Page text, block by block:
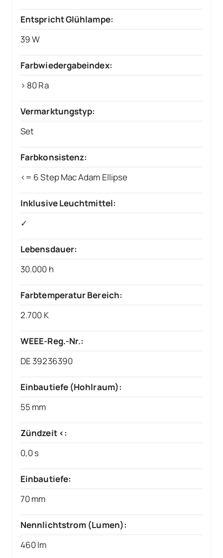
Entspricht Glühlampe:
39 W
Farbwiedergabeindex:
> 80 Ra
Vermarktungstyp:
Set
Farbkonsistenz:
<= 6 Step Mac Adam Ellipse
Inklusive Leuchtmittel:
✓
Lebensdauer:
30.000 h
Farbtemperatur Bereich:
2.700 K
WEEE-Reg.-Nr.:
DE 39236390
Einbautiefe (Hohlraum):
55 mm
Zündzeit <:
0,0 s
Einbautiefe:
70 mm
Nennlichtstrom (Lumen):
460 lm